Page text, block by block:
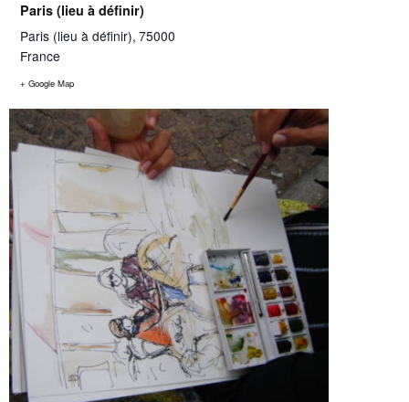
Paris (lieu à définir)
Paris (lieu à définir), 75000
France
+ Google Map